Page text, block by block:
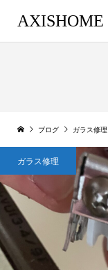
AXISHOME
ブログ ガラス修理
ガラス修理